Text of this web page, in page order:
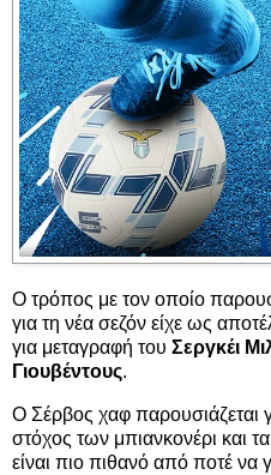
Ο τρόπος με τον οποίο
για τη νέα σεζόν είχε ως
για μεταγραφή του Σεργκέι
Γιουβέντους.
Ο Σέρβος χαφ παρουσιάζεται
στόχος των μπιανκονέρι και
είναι πιο πιθανό από ποτέ να